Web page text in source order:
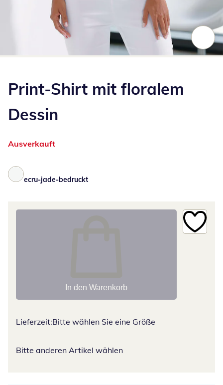
Print-Shirt mit floralem
Dessin
Ausverkauft
ecru-jade-bedruckt
In den Warenkorb
Lieferzeit:Bitte wählen Sie eine Größe
Bitte anderen Artikel wählen